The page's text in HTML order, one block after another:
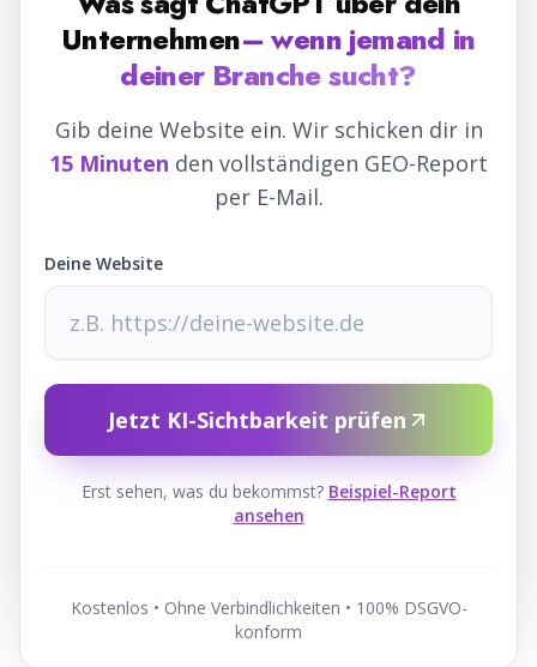
Unternehmen– wenn jemand in
deiner Branche sucht?
Gib deine Website ein. Wir schicken dir in
15 Minuten den vollständigen GEO-Report
per E-Mail.
Deine Website
Jetzt KI-Sichtbarkeit prüfen
Erst sehen, was du bekommst? Beispiel-Report
ansehen
Kostenlos • Ohne Verbindlichkeiten • 100% DSGVO-
konform